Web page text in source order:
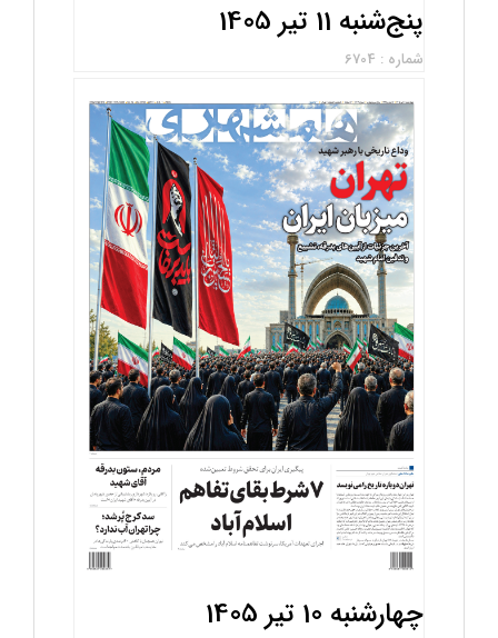
پنج‌شنبه 11 تیر 1405
شماره : 6704
چهارشنبه 10 تیر 1405